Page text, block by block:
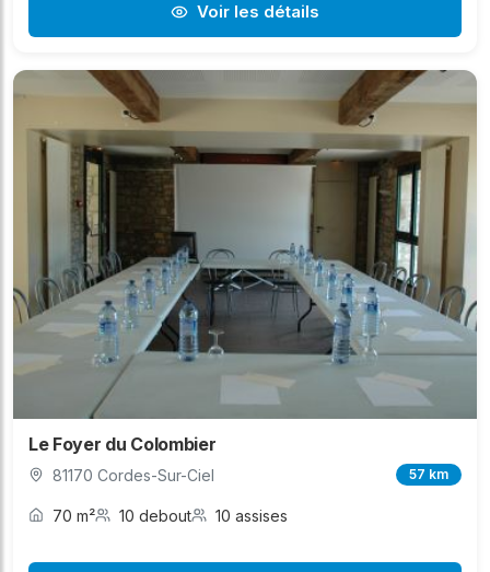
Voir les détails
Le Foyer du Colombier
81170 Cordes-Sur-Ciel 57 km
70 m² 10 debout 10 assises